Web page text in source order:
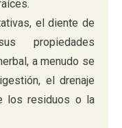
el diente de
propiedades
a menudo se
el drenaje
los residuos o la